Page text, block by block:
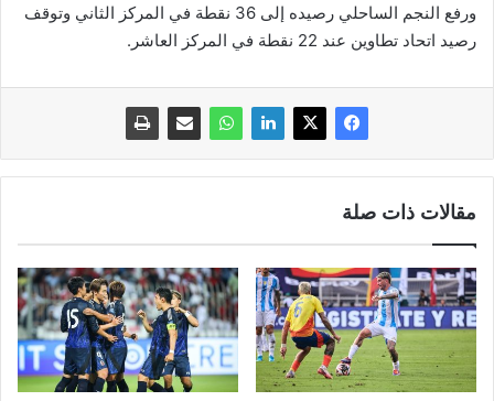
ورفع النجم الساحلي رصيده إلى 36 نقطة في المركز الثاني وتوقف
رصيد اتحاد تطاوين عند 22 نقطة في المركز العاشر.
مقالات ذات صلة